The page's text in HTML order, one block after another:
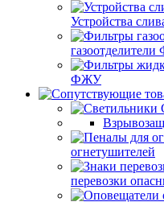
Устройства
ФЖУ
огнетушителей
перевозки